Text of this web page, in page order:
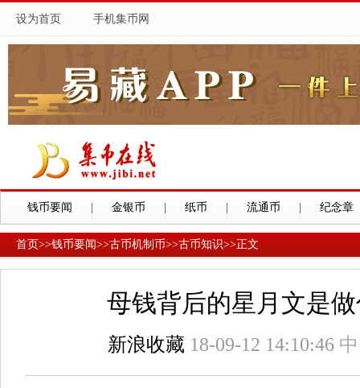
设为首页 手机集币网
钱币要闻 金银币 纸币 流通币 纪念章
首页>>钱币要闻>>古币机制币>>古币知识>>正文
母钱背后的星月文是
新浪收藏 18-09-12 14:10:46